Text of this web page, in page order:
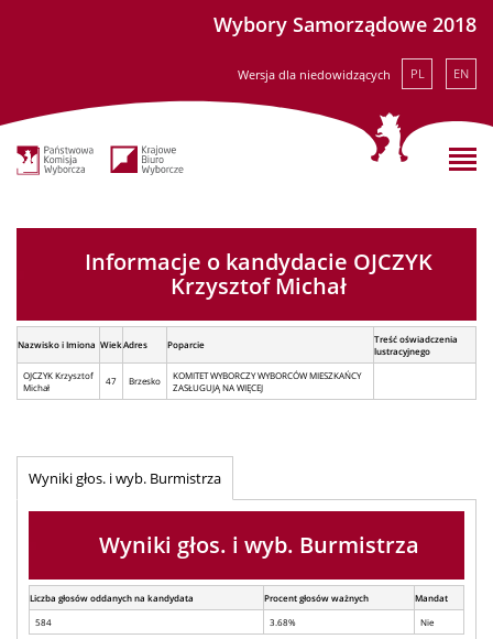
Wybory Samorządowe 2018
Wersja dla niedowidzących PL EN
Informacje o kandydacie OJCZYK
Krzysztof Michał
Nazwisko i Imiona WiekAdres Poparcie
Treść oświadczenia
lustracyjnego
OJCZYK Krzysztof
Michał
47 Brzesko
KOMITET WYBORCZY WYBORCÓW MIESZKAŃCY
ZASŁUGUJĄ NA WIĘCEJ
Wyniki głos. i wyb. Burmistrza
Wyniki głos. i wyb. Burmistrza
Liczba głosów oddanych na kandydata Procent głosów ważnych
Mandat
584
3.68% Nie